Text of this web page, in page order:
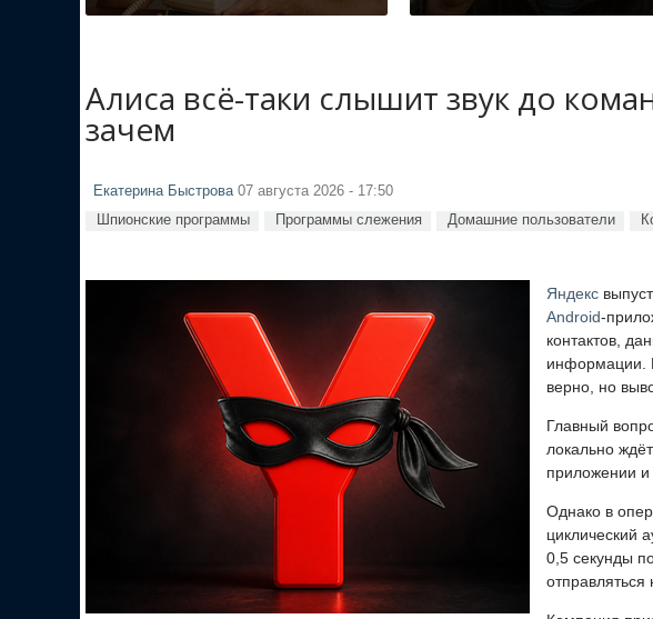
Алиса всё-таки слышит звук до
зачем
Екатерина Быстрова 07 августа 2026 - 17:50
Шпионские программы Программы слежения Домашние пользователи
Яндекс
Android-
контактов,
информации.
верно, но
Главный
локально
приложении и
Однако в
циклический
0,5 секунды
отправляться